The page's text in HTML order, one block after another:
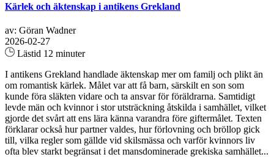
Kärlek och äktenskap i antikens Grekland
av: Göran Wadner
2026-02-27
Lästid 12 minuter
I antikens Grekland handlade äktenskap mer om familj och plikt än
om romantisk kärlek. Målet var att få barn, särskilt en son som
kunde föra släkten vidare och ta ansvar för föräldrarna. Samtidigt
levde män och kvinnor i stor utsträckning åtskilda i samhället, vilket
gjorde det svårt att ens lära känna varandra före giftermålet. Texten
förklarar också hur partner valdes, hur förlovning och bröllop gick
till, vilka regler som gällde vid skilsmässa och varför kvinnors liv
ofta blev starkt begränsat i det mansdominerade grekiska samhället...